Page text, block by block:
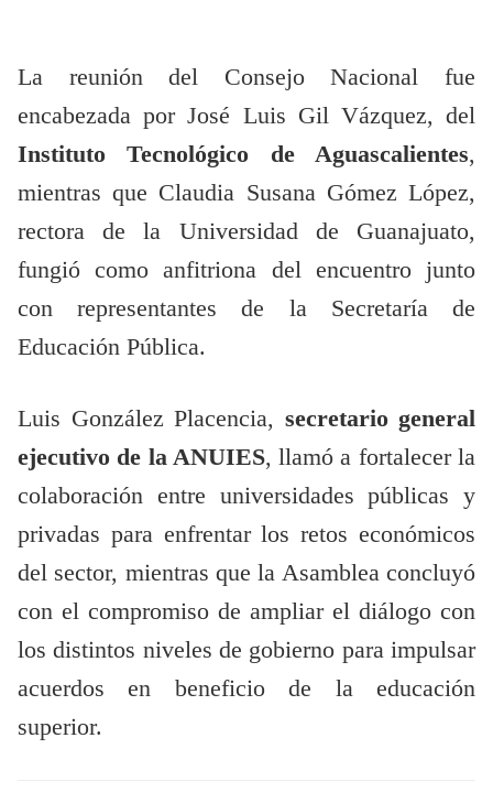
La reunión del Consejo Nacional fue
encabezada por José Luis Gil Vázquez, del
Instituto Tecnológico de Aguascalientes,
mientras que Claudia Susana Gómez López,
rectora de la Universidad de Guanajuato,
fungió como anfitriona del encuentro junto
con representantes de la Secretaría de
Educación Pública.
Luis González Placencia, secretario general
ejecutivo de la ANUIES, llamó a fortalecer la
colaboración entre universidades públicas y
privadas para enfrentar los retos económicos
del sector, mientras que la Asamblea concluyó
con el compromiso de ampliar el diálogo con
los distintos niveles de gobierno para impulsar
acuerdos en beneficio de la educación
superior.